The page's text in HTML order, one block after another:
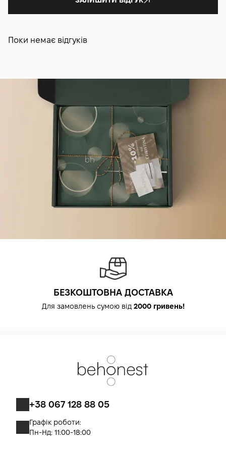
Поки немає відгуків
БЕЗКОШТОВНА ДОСТАВКА
Для замовлень сумою від 2000 гривень!
+38 067 128 88 05
Графік роботи:
Пн-Нд: 11:00-18:00